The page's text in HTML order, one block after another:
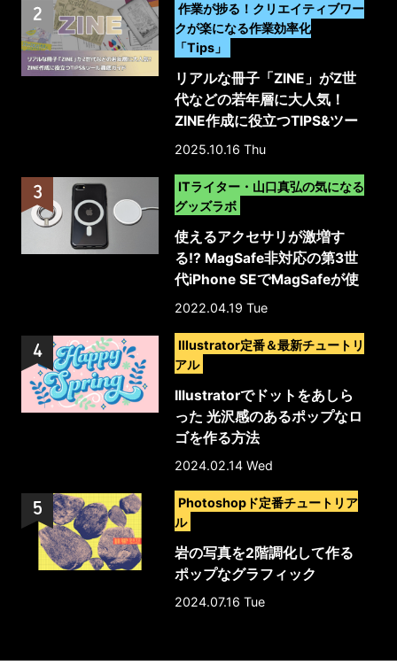
作業が捗る！クリエイティブワー
クが楽になる作業効率化
「Tips」
リアルな冊子「ZINE」がZ世
代などの若年層に大人気！
ZINE作成に役立つTIPS&ツー
ル徹底ガイド
2025.10.16 Thu
ITライター・山口真弘の気になる
グッズラボ
使えるアクセサリが激増す
る!? MagSafe非対応の第3世
代iPhone SEでMagSafeが使
える保護ケース
2022.04.19 Tue
Illustrator定番＆最新チュートリ
アル
Illustratorでドットをあしら
った 光沢感のあるポップなロ
ゴを作る方法
2024.02.14 Wed
Photoshopド定番チュートリア
ル
岩の写真を2階調化して作る
ポップなグラフィック
2024.07.16 Tue